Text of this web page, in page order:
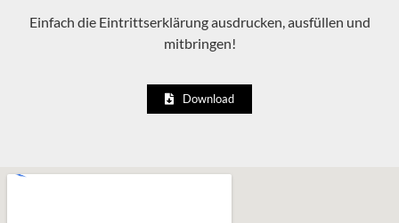
Einfach die Eintrittserklärung ausdrucken, ausfüllen und
mitbringen!
Download